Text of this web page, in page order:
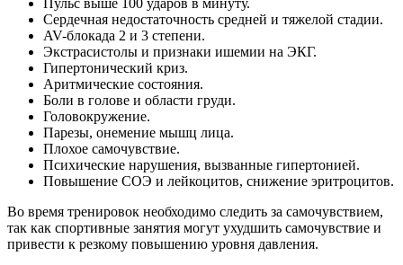
Пульс выше 100 ударов в минуту.
Сердечная недостаточность средней и тяжелой стадии.
AV-блокада 2 и 3 степени.
Экстрасистолы и признаки ишемии на ЭКГ.
Гипертонический криз.
Аритмические состояния.
Боли в голове и области груди.
Головокружение.
Парезы, онемение мышц лица.
Плохое самочувствие.
Психические нарушения, вызванные гипертонией.
Повышение СОЭ и лейкоцитов, снижение эритроцитов.
Во время тренировок необходимо следить за самочувствием,
так как спортивные занятия могут ухудшить самочувствие и
привести к резкому повышению уровня давления.